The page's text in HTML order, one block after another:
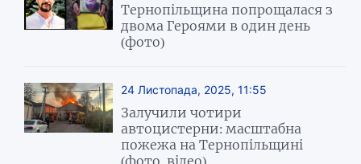
Тернопільщина попрощалася з
двома Героями в один день
(фото)
24 Листопада, 2025, 11:55
Залучили чотири
автоцистерни: масштабна
пожежа на Тернопільщині
(фото, відео)